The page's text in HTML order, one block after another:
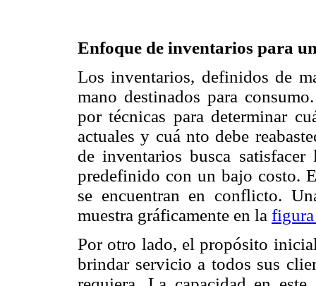
Enfoque de inventarios para
Los inventarios, definidos de
mano destinados para
por técnicas para determinar
actuales y cuá nto debe
de inventarios busca
predefinido con un bajo costo.
se encuentran en conflicto.
muestra gráficamente en la
Por otro lado, el propósito
brindar servicio a todos sus